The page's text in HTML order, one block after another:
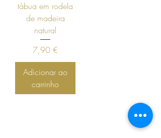
tábua em rodela
de madeira
natural
Preço
7,90 €
Adicionar ao
carrinho